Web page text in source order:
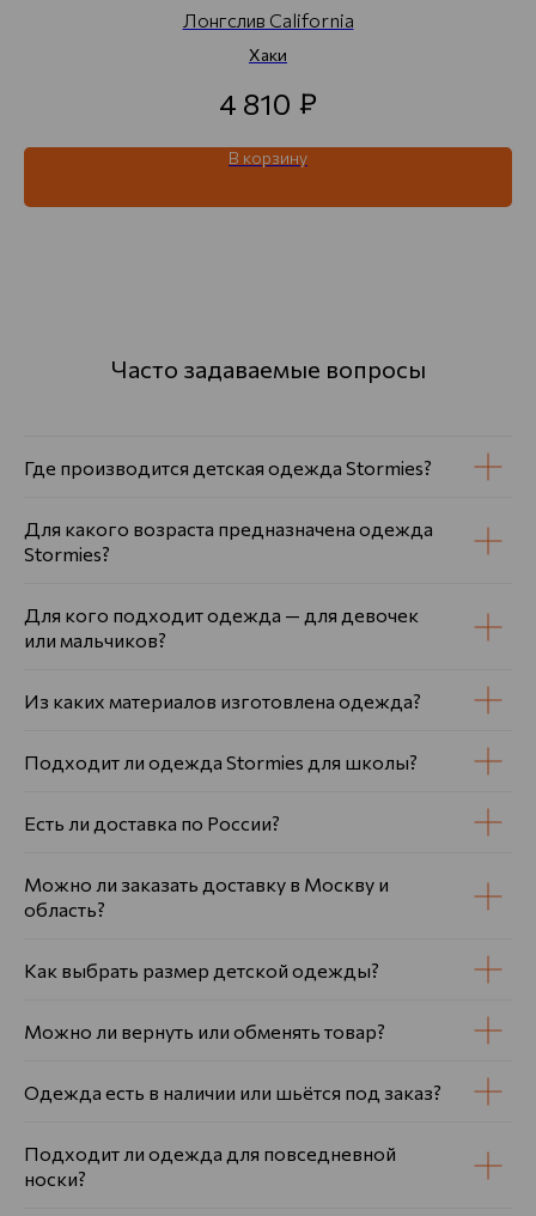
Лонгслив California
Хаки
4 810 ₽
В корзину
Часто задаваемые вопросы
Где производится детская одежда Stormies?
Для какого возраста предназначена одежда
Stormies?
Для кого подходит одежда — для девочек
или мальчиков?
Из каких материалов изготовлена одежда?
Подходит ли одежда Stormies для школы?
Есть ли доставка по России?
Можно ли заказать доставку в Москву и
область?
Как выбрать размер детской одежды?
Можно ли вернуть или обменять товар?
Одежда есть в наличии или шьётся под заказ?
Подходит ли одежда для повседневной
носки?